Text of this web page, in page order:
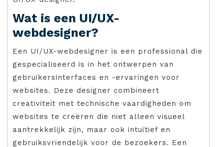
Wat is een UI/UX-
webdesigner?
Een UI/UX-webdesigner is een professional die
gespecialiseerd is in het ontwerpen van
gebruikersinterfaces en -ervaringen voor
websites. Deze designer combineert
creativiteit met technische vaardigheden om
websites te creëren die niet alleen visueel
aantrekkelijk zijn, maar ook intuïtief en
gebruiksvriendelijk voor de bezoekers. Een